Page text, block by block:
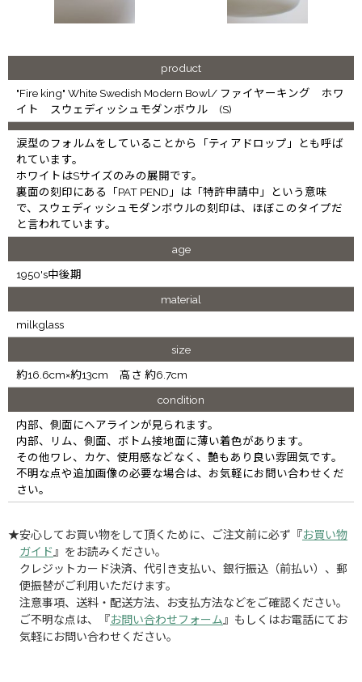
product
"Fire king" White Swedish Modern Bowl/ ファイヤーキング ホワ
イト スウェディッシュモダンボウル (S)
涙型のフォルムをしていることから「ティアドロップ」とも呼ば
れています。
ホワイトはSサイズのみの展開です。
裏面の刻印にある「PAT PEND」は「特許申請中」という意味
で、スウェディッシュモダンボウルの刻印は、ほぼこのタイプだ
と言われています。
age
1950's中後期
material
milkglass
size
約16.6cm×約13cm 高さ 約6.7cm
condition
内部、側面にヘアラインが見られます。
内部、リム、側面、ボトム接地面に薄い着色があります。
その他ワレ、カケ、使用感などなく、艶もあり良い雰囲気です。
不明な点や追加画像の必要な場合は、お気軽にお問い合わせくだ
さい。
★安心してお買い物をして頂くために、ご注文前に必ず『お買い物
ガイド 』をお読みください。
クレジットカード決済、代引き支払い、銀行振込（前払い）、郵
便振替がご利用いただけます。
注意事項、送料・配送方法、お支払方法などをご確認ください。
ご不明な点は、『お問い合わせフォーム 』もしくはお電話にてお
気軽にお問い合わせください。